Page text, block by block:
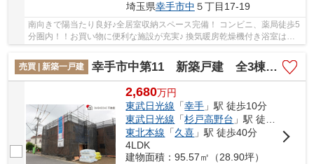
埼玉県幸手市中 ５丁目17-19
南向きで陽当たり良好♪全居室収納スペース完備！ コンビニ、薬局徒歩5
分圏内！！お買い物に便利な施設が充実♪ 換気暖房乾燥機付き浴室は雨
売買 | 新築一戸建
幸手市中第11 新築戸建 全3棟 1号棟
2,680万円
東武日光線 「幸手 」駅 徒歩10分
東武日光線 「杉戸高野台 」駅 徒歩39分
東北本線 「久喜 」駅 徒歩40分
4LDK
建物面積：95.57㎡（28.90坪）